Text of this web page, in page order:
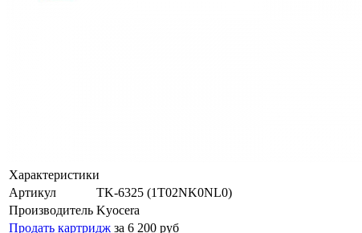
Характеристики
Артикул
TK-6325 (1T02NK0NL0)
Производитель Kyocera
Продать картридж за 6 200 руб